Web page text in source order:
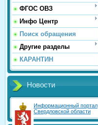
ФГОС ОВЗ
Инфо Центр
Поиск обращения
Другие разделы
КАРАНТИН
Новости
Информационный портал
Свердловской области